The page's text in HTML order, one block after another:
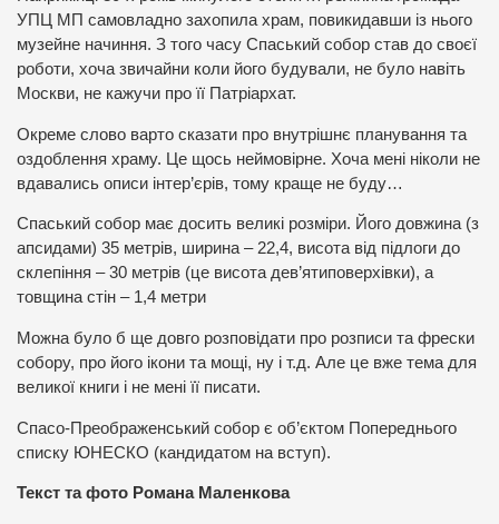
УПЦ МП самовладно захопила храм, повикидавши із нього
музейне начиння. З того часу Спаський собор став до своєї
роботи, хоча звичайни коли його будували, не було навіть
Москви, не кажучи про її Патріархат.
Окреме слово варто сказати про внутрішнє планування та
оздоблення храму. Це щось неймовірне. Хоча мені ніколи не
вдавались описи інтер’єрів, тому краще не буду…
Спаський собор має досить великі розміри. Його довжина (з
апсидами) 35 метрів, ширина – 22,4, висота від підлоги до
склепіння – 30 метрів (це висота дев’ятиповерхівки), а
товщина стін – 1,4 метри
Можна було б ще довго розповідати про розписи та фрески
собору, про його ікони та мощі, ну і т.д. Але це вже тема для
великої книги і не мені її писати.
Спасо-Преображенський собор є об’єктом Попереднього
списку ЮНЕСКО (кандидатом на вступ).
Текст та фото Романа Маленкова